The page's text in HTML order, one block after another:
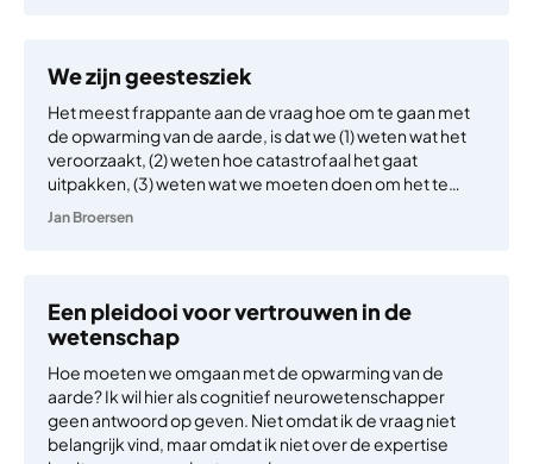
We zijn geestesziek
Het meest frappante aan de vraag hoe om te gaan met
de opwarming van de aarde, is dat we (1) weten wat het
veroorzaakt, (2) weten hoe catastrofaal het gaat
uitpakken, (3) weten wat we moeten doen om het te…
Jan Broersen
Een pleidooi voor vertrouwen in de
wetenschap
Hoe moeten we omgaan met de opwarming van de
aarde? Ik wil hier als cognitief neurowetenschapper
geen antwoord op geven. Niet omdat ik de vraag niet
belangrijk vind, maar omdat ik niet over de expertise